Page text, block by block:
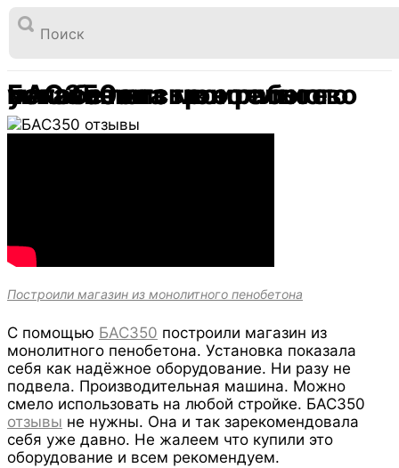
Перейти
БАС350 отзыв о работе установки строительство магазина из монолитного пенобетона
Построили магазин из монолитного пенобетона
С помощью БАС350 построили магазин из
монолитного пенобетона. Установка показала
себя как надёжное оборудование. Ни разу не
подвела. Производительная машина. Можно
смело использовать на любой стройке. БАС350
отзывы не нужны. Она и так зарекомендовала
себя уже давно. Не жалеем что купили это
оборудование и всем рекомендуем.